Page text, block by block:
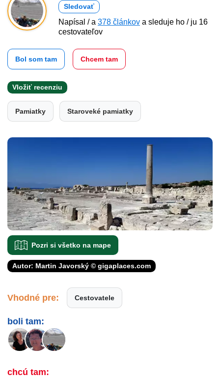
Sledovať
Napísal / a 378 článkov a sleduje ho / ju 16
cestovateľov
Bol som tam Chcem tam
Vložiť recenziu
Pamiatky Staroveké pamiatky
Pozri si všetko na mape
Autor: Martin Javorský © gigaplaces.com
Vhodné pre: Cestovatele
boli tam:
chcú tam: